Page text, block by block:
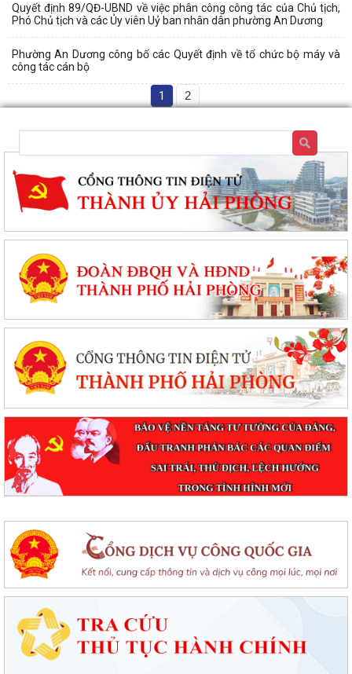
Quyết định 89/QĐ-UBND về việc phân công công tác của Chủ tịch,
Phó Chủ tịch và các Ủy viên Uỷ ban nhân dân phường An Dương
Phường An Dương công bố các Quyết định về tổ chức bộ máy và
công tác cán bộ
1 2